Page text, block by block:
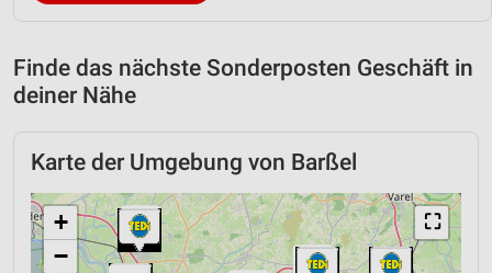
Finde das nächste Sonderposten Geschäft in
deiner Nähe
Karte der Umgebung von Barßel
⛶
+
−